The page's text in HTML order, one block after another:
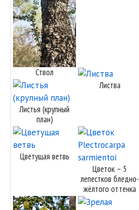
Ствол
Листья (крупный
план)
Листва
Цветущая ветвь
Цветок – 5
лепестков бледно-
жёлтого оттенка